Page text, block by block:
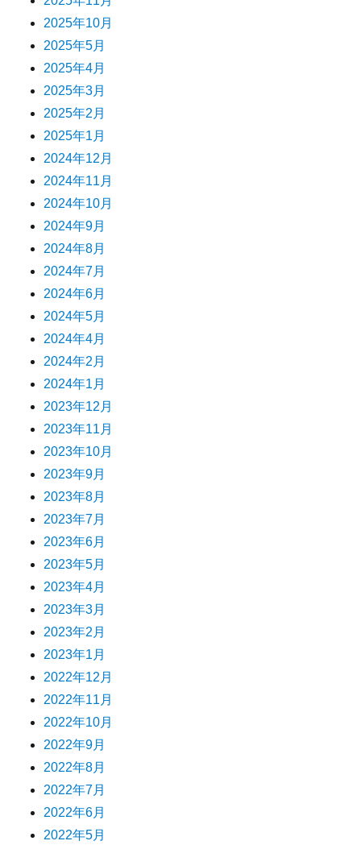
2025年10月
2025年5月
2025年4月
2025年3月
2025年2月
2025年1月
2024年12月
2024年11月
2024年10月
2024年9月
2024年8月
2024年7月
2024年6月
2024年5月
2024年4月
2024年2月
2024年1月
2023年12月
2023年11月
2023年10月
2023年9月
2023年8月
2023年7月
2023年6月
2023年5月
2023年4月
2023年3月
2023年2月
2023年1月
2022年12月
2022年11月
2022年10月
2022年9月
2022年8月
2022年7月
2022年6月
2022年5月